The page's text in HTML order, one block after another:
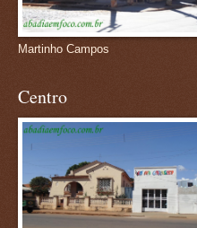
Martinho Campos
Centro